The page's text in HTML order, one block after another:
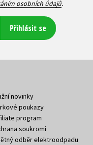
osobních údajů.
Přihlásit se
novinky
poukazy
program
soukromí
odběr elektroodpadu